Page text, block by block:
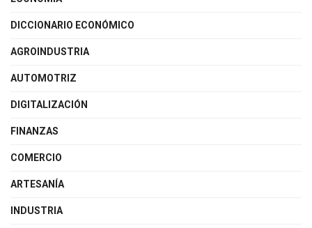
DICCIONARIO ECONÓMICO
AGROINDUSTRIA
AUTOMOTRIZ
DIGITALIZACIÓN
FINANZAS
COMERCIO
ARTESANÍA
INDUSTRIA